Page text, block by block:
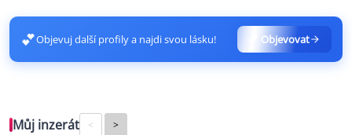
💕Objevuj další profily a najdi svou lásku! 💕 Objevovat
Můj inzerát < >